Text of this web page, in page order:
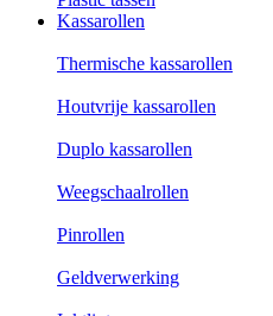
Kassarollen
Thermische kassarollen
Houtvrije kassarollen
Duplo kassarollen
Weegschaalrollen
Pinrollen
Geldverwerking